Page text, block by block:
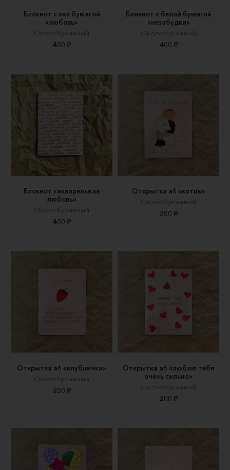
Блокнот с эко бумагой
«любовь»
Околобумажный
400 ₽
Блокнот с белой бумагой
«незабудки»
Околобумажный
400 ₽
Блокнот «акварельная
любовь»
Околобумажный
400 ₽
Открытка а6 «котик»
Околобумажный
200 ₽
Открытка а6 «клубничка»
Околобумажный
200 ₽
Открытка а6 «люблю тебя
очень сильно»
Околобумажный
200 ₽